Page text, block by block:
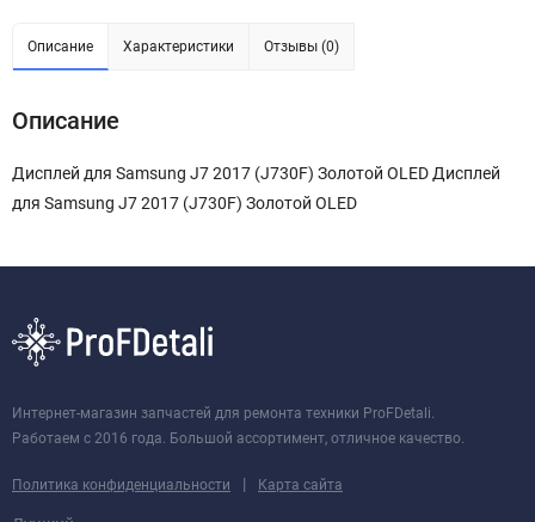
Описание Характеристики Отзывы (0)
Описание
Дисплей для Samsung J7 2017 (J730F) Золотой OLED Дисплей
для Samsung J7 2017 (J730F) Золотой OLED
Интернет-магазин запчастей для ремонта техники ProFDetali.
Работаем с 2016 года. Большой ассортимент, отличное качество.
Политика конфиденциальности | Карта сайта